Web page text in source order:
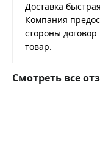
Доставка
Компания
стороны
товар.
Смотреть все